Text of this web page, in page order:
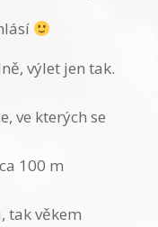
výlet jen tak.
ve kterých se
100 m
tak věkem